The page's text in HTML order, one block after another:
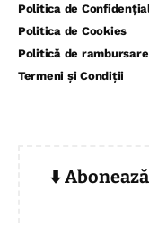
Politica de
Politica de Cookies
Politică de rambursare
Termeni și Condiții
⬇️